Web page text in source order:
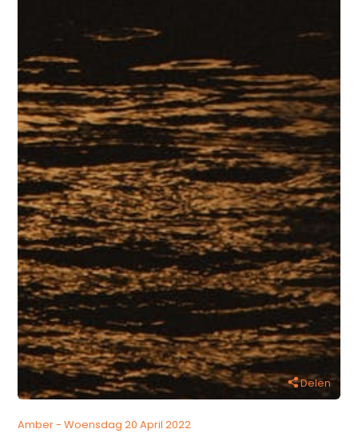
Delen
Amber - Woensdag 20 April 2022